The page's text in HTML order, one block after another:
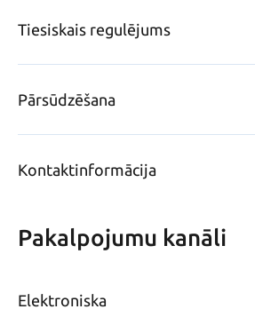
Tiesiskais regulējums
Pārsūdzēšana
Kontaktinformācija
Pakalpojumu kanāli
Elektroniska